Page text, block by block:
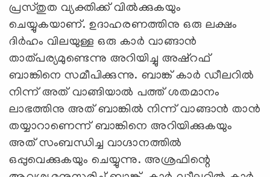
പ്രസ്തുത വ്യക്തിക്ക് വില്‍ക്കുകയും
ചെയ്യുകയാണ്. ഉദാഹരണത്തിനു ഒരു ലക്ഷം
ദിര്‍ഹം വിലയുള്ള ഒരു കാര്‍ വാങ്ങാന്‍
താത്പര്യമുണ്ടെന്നു അറിയിച്ചു അഷ്‌റഫ്‌
ബാങ്കിനെ സമീപിക്കുന്നു. ബാങ്ക് കാര്‍ ഡീലറില്‍
നിന്ന് അത് വാങ്ങിയാല്‍ പത്ത് ശതമാനം
ലാഭത്തിനു അത് ബാങ്കില്‍ നിന്ന് വാങ്ങാന്‍ താന്‍
തയ്യാറാണെന്ന് ബാങ്കിനെ അറിയിക്കുകയും
അത് സംബന്ധിച്ച വാഗ്ദാനത്തില്‍
ഒപ്പുവെക്കുകയും ചെയ്യുന്നു. അശ്രഫിന്റെ